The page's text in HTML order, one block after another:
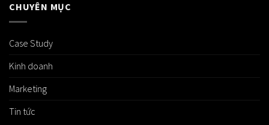
CHUYÊN MỤC
Case Study
Kinh doanh
Marketing
Tin tức